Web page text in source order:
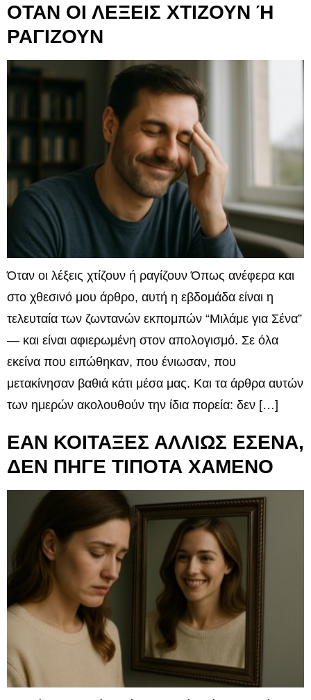
ΟΤΑΝ ΟΙ ΛΕΞΕΙΣ ΧΤΙΖΟΥΝ Ή
ΡΑΓΙΖΟΥΝ
Όταν οι λέξεις χτίζουν ή ραγίζουν Όπως ανέφερα και
στο χθεσινό μου άρθρο, αυτή η εβδομάδα είναι η
τελευταία των ζωντανών εκπομπών “Μιλάμε για Σένα”
— και είναι αφιερωμένη στον απολογισμό. Σε όλα
εκείνα που ειπώθηκαν, που ένιωσαν, που
μετακίνησαν βαθιά κάτι μέσα μας. Και τα άρθρα αυτών
των ημερών ακολουθούν την ίδια πορεία: δεν […]
ΕΑΝ ΚΟΙΤΑΞΕΣ ΑΛΛΙΩΣ ΕΣΕΝΑ,
ΔΕΝ ΠΗΓΕ ΤΙΠΟΤΑ ΧΑΜΕΝΟ